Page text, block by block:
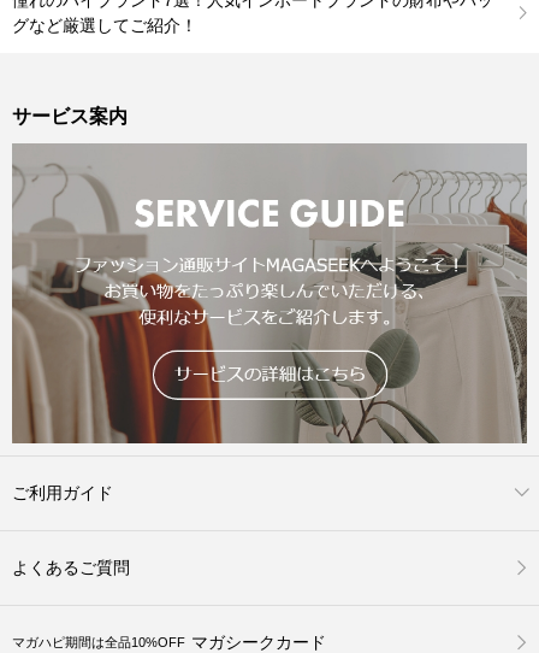
グなど厳選してご紹介！
サービス案内
ご利用ガイド
よくあるご質問
マガハピ期間は全品10%OFF マガシークカード